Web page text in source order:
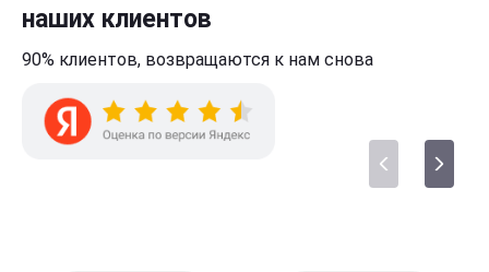
наших клиентов
90% клиентов, возвращаются к нам снова